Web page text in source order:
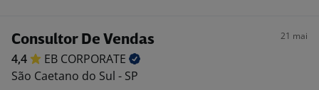
Consultor De Vendas 21 mai
4,4 EB CORPORATE
São Caetano do Sul - SP